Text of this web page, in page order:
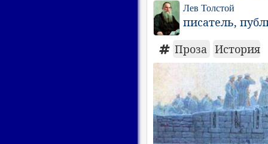
Лев Толстой
писатель,
Проза История